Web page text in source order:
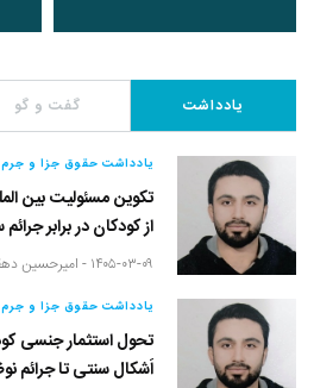
یادداشت گفت و گو
یادداشت حقوق جزا و
تکوین مسئولیت بین
از کودکان در برابر
۱۴۰۵-۰۳-۰۹ - امیرحسین
یادداشت حقوق جزا و
تحول استثمار جنسی
اَشکال سنتی تا جرائم